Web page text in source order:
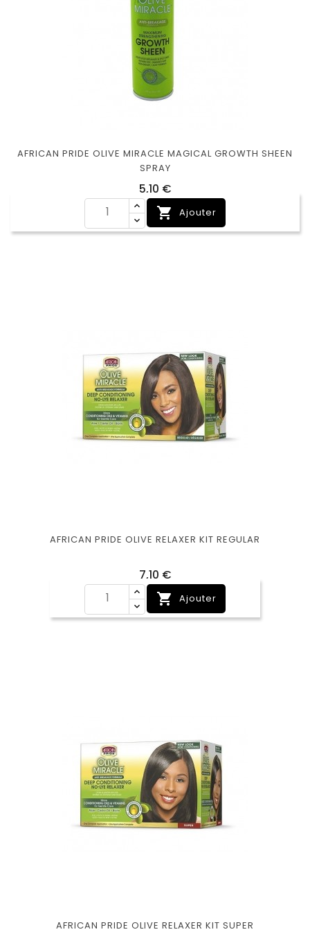
AFRICAN PRIDE OLIVE MIRACLE MAGICAL GROWTH SHEEN
SPRAY
5,10 €Prix
 Ajouter
AFRICAN PRIDE OLIVE RELAXER KIT REGULAR
7,10 €Prix
 Ajouter
AFRICAN PRIDE OLIVE RELAXER KIT SUPER